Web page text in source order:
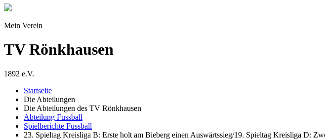
Mein Verein
TV Rönkhausen
1892 e.V.
Startseite
Die Abteilungen
Die Abteilungen des TV Rönkhausen
Abteilung Fussball
Spielberichte Fussball
23. Spieltag Kreisliga B: Erste holt am Bieberg einen Auswärtssieg/19. Spieltag Kreisliga D: